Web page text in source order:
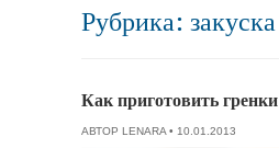
Рубрика: закуска
Как приготовить гренки
АВТОР LENARA• 10.01.2013